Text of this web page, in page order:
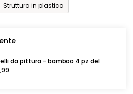
Struttura in plastica
da pittura - bamboo 4 pz del